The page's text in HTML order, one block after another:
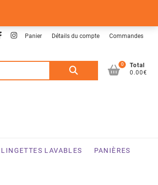
Facebook
Instagram
Panier Détails du compte Commandes
Recherche
0
Total
0.00€
LINGETTES LAVABLES PANIÈRES